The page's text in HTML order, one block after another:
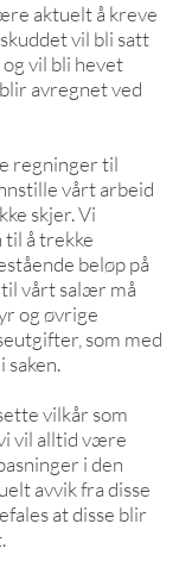
aktuelt å kreve
vil bli satt
vil bli hevet
avregnet ved
regninger til
vårt arbeid
skjer. Vi
å trekke
beløp på
vårt salær må
og øvrige
som med
saken.
vilkår som
vil alltid være
i den
avvik fra disse
at disse blir